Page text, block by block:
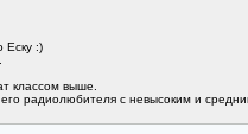
Еску :)
классом выше.
радиолюбителя с невысоким и